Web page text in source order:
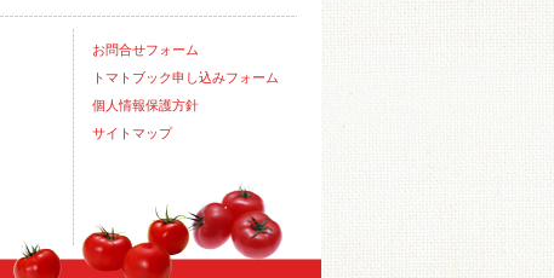
お問合せフォーム
トマトブック申し込みフォーム
個人情報保護方針
サイトマップ